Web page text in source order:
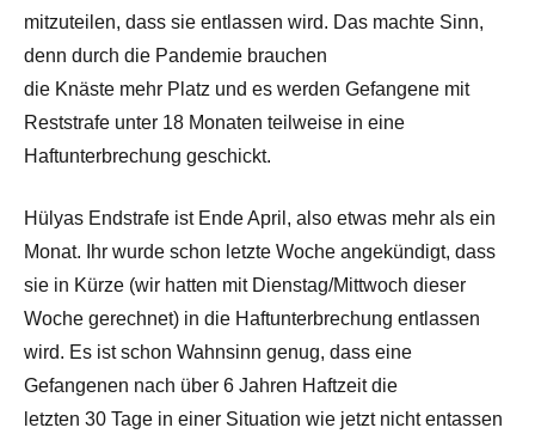
mitzuteilen, dass sie entlassen wird. Das machte Sinn,
denn durch die Pandemie brauchen
die Knäste mehr Platz und es werden Gefangene mit
Reststrafe unter 18 Monaten teilweise in eine
Haftunterbrechung geschickt.
Hülyas Endstrafe ist Ende April, also etwas mehr als ein
Monat. Ihr wurde schon letzte Woche angekündigt, dass
sie in Kürze (wir hatten mit Dienstag/Mittwoch dieser
Woche gerechnet) in die Haftunterbrechung entlassen
wird. Es ist schon Wahnsinn genug, dass eine
Gefangenen nach über 6 Jahren Haftzeit die
letzten 30 Tage in einer Situation wie jetzt nicht entassen